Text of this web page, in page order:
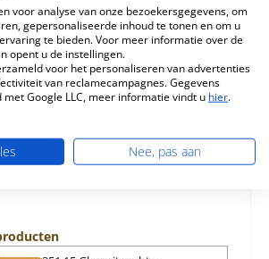
Haas-Sohn Wien easy 351.15
Kerngege…Meer
voor analyse van onze bezoekersgegevens, om
gepersonaliseerde inhoud te tonen en om u
te bieden. Voor meer informatie over de
opent u de instellingen.
voor het personaliseren van advertenties
van reclamecampagnes. Gegevens
Google LLC, meer informatie vindt u hier.
Nee, pas aan